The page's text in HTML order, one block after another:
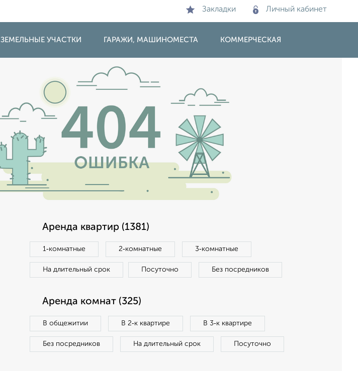
Закладки Личный кабинет
ЗЕМЕЛЬНЫЕ УЧАСТКИ ГАРАЖИ, МАШИНОМЕСТА КОММЕРЧЕСКАЯ
Аренда квартир (1381)
1‑комнатные 2‑комнатные 3‑комнатные
На длительный срок Посуточно Без посредников
Аренда комнат (325)
В общежитии В 2‑к квартире В 3‑к квартире
Без посредников На длительный срок Посуточно